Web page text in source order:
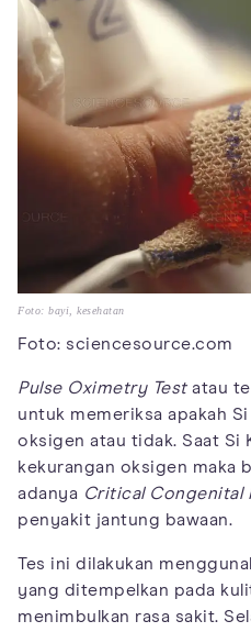
Foto: bayi, kesehatan
Foto: sciencesource.com
Pulse Oximetry Testatau
untuk memeriksa apakah
oksigen atau tidak. Saat Si
kekurangan oksigen maka
adanya Critical Congenital
penyakit jantung bawaan.
Tes ini dilakukan
yang ditempelkan pada
menimbulkan rasa sakit.